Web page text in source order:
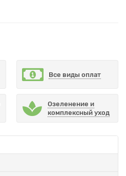
Все виды оплат
Озеленение и
комплексный уход